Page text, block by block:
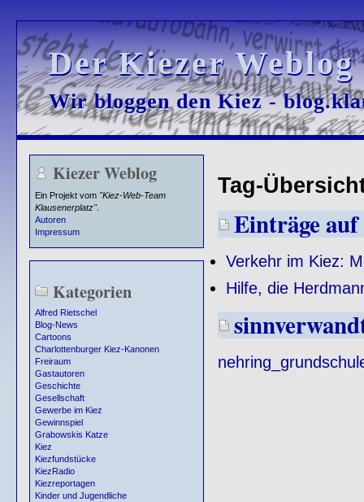
Der Kiezer
Der Kiezer
Wir bloggen den Kiez -
Wir bloggen den Kiez -
Kiezer Weblog
Ein Projekt vom "Kiez-Web-Team
Klausenerplatz".
Autoren
Impressum
Kategorien
Alfred Rietschel
Blog-News
Cartoons
Charlottenburger Kiez-Kanonen
Freiraum
Gastautoren
Geschichte
Gesellschaft
Gewerbe im Kiez
Gewinnspiel
Grabowskis Katze
Kiez
Kiezfundstücke
KiezRadio
Kiezreportagen
Kinder und Jugendliche
Tag-
Einträge
Verkehr im Kiez:
Hilfe, die